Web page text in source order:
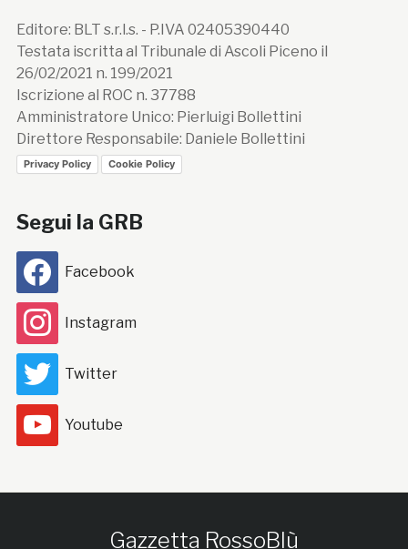
Editore: BLT s.r.l.s. - P.IVA 02405390440
Testata iscritta al Tribunale di Ascoli Piceno il
26/02/2021 n. 199/2021
Iscrizione al ROC n. 37788
Amministratore Unico: Pierluigi Bollettini
Direttore Responsabile: Daniele Bollettini
Privacy Policy Cookie Policy
Segui la GRB
Facebook
Instagram
Twitter
Youtube
Gazzetta RossoBlù